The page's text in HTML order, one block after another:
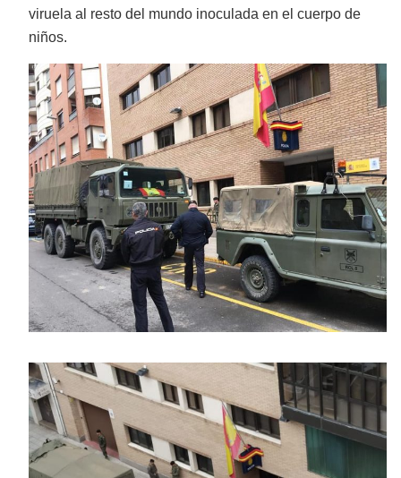
viruela al resto del mundo inoculada en el cuerpo de
niños.